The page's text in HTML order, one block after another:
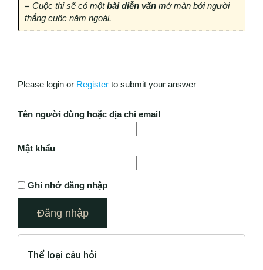
= Cuộc thi sẽ có mộtbài diễn văn mở màn bởi người
thắng cuộc năm ngoái.
Please login or Register to submit your answer
Tên người dùng hoặc địa chỉ email
Mật khẩu
Ghi nhớ đăng nhập
Thể loại câu hỏi